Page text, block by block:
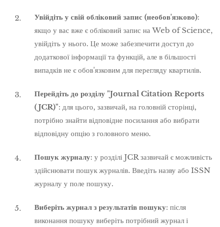
Увійдіть у свій обліковий запис (необов'язково):
якщо у вас вже є обліковий запис на Web of Science,
увійдіть у нього. Це може забезпечити доступ до
додаткової інформації та функцій, але в більшості
випадків не є обов'язковим для перегляду квартилів.
Перейдіть до розділу "Journal Citation Reports
(JCR)": для цього, зазвичай, на головній сторінці,
потрібно знайти відповідне посилання або вибрати
відповідну опцію з головного меню.
Пошук журналу: у розділі JCR зазвичай є можливість
здійснювати пошук журналів. Введіть назву або ISSN
журналу у поле пошуку.
Виберіть журнал з результатів пошуку: після
виконання пошуку виберіть потрібний журнал і